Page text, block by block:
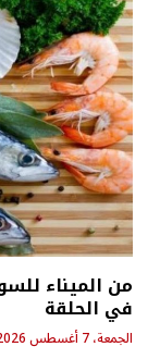
من الميناء
في الحلقة
الجمعة، 7 أغسطس 2026 - 8:56 ص